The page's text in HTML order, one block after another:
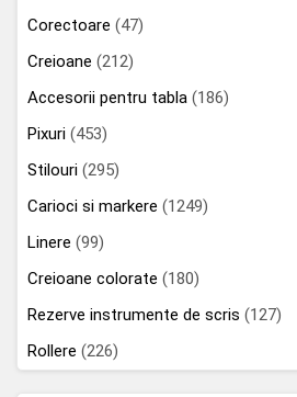
Corectoare (47)
Creioane (212)
Accesorii pentru tabla (186)
Pixuri (453)
Stilouri (295)
Carioci si markere (1249)
Linere (99)
Creioane colorate (180)
Rezerve instrumente de scris (127)
Rollere (226)